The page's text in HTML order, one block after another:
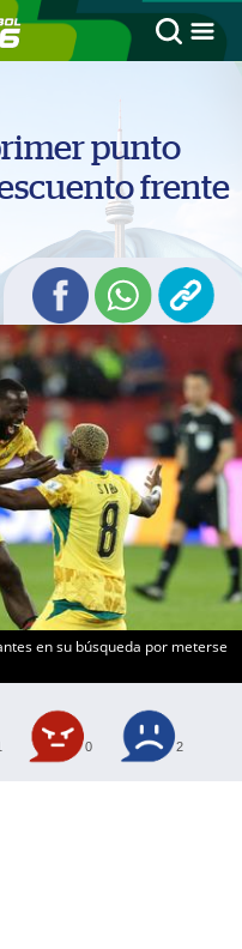
punto
frente
en su búsqueda por meterse
0 2